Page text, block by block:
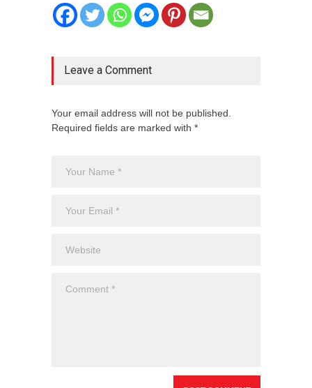
Leave a Comment
Your email address will not be published.
Required fields are marked with *